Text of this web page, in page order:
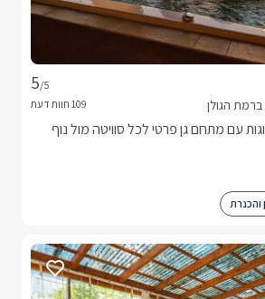
5/5
עם מתחם גן פרטי לכל סוויטה מול נוף
והכנרת